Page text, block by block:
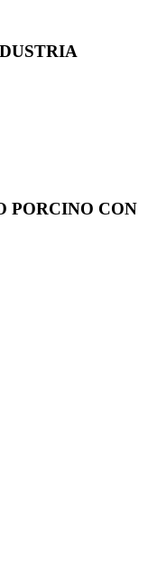
PORCINO CON